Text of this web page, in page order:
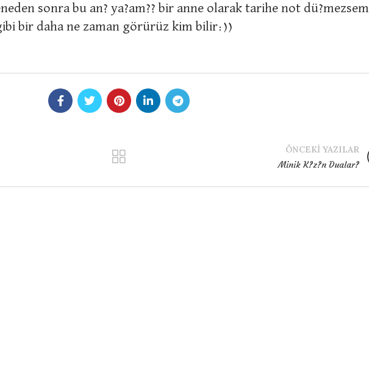
sonra bu an? ya?am?? bir anne olarak tarihe not dü?mezsem
bir daha ne zaman görürüz kim bilir:))
ÖNCEKI YAZILAR
Minik K?z?n Dualar?